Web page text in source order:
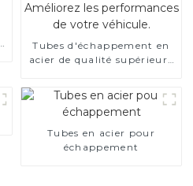
Tubes d'échappement en
acier de qualité supérieure
véhicule.
Tubes en acier pour
échappement